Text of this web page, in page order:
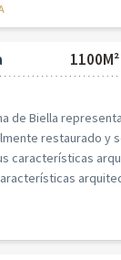
1100M²
de Biella
restaurado y
características